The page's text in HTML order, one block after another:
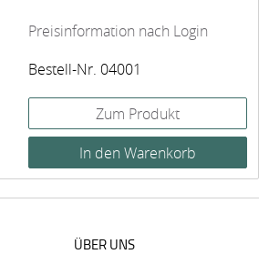
Preisinformation nach Login
Bestell-Nr. 04001
Zum Produkt
ÜBER UNS